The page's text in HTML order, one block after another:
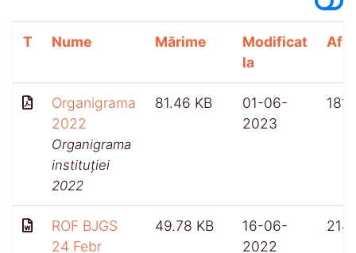
T Nume Mărime
Modificat
la
Organigrama
2022
Organigrama
instituției
2022
81.46 KB
01-06-
2023
1810
ROF BJGS
24 Febr
49.78 KB
16-06-
2022